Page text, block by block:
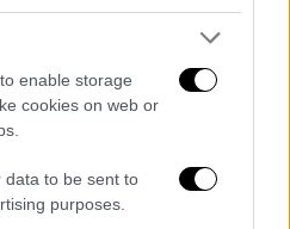
enable storage
cookies on web or
data to be sent to
purposes.